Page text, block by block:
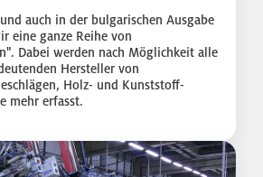
auch in der bulgarischen Ausgabe
eine ganze Reihe von
Dabei werden nach Möglichkeit alle
Hersteller von
Holz- und Kunststoff-
mehr erfasst.